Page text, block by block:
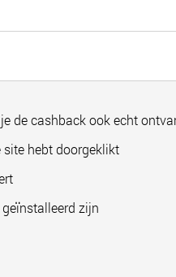
de cashback ook echt
hebt doorgeklikt
zijn